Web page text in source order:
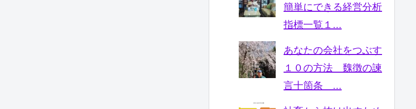
簡単にできる経営分析
指標一覧１...
あなたの会社をつぶす
１０の方法 魏徴の諫
言十箇条 ...